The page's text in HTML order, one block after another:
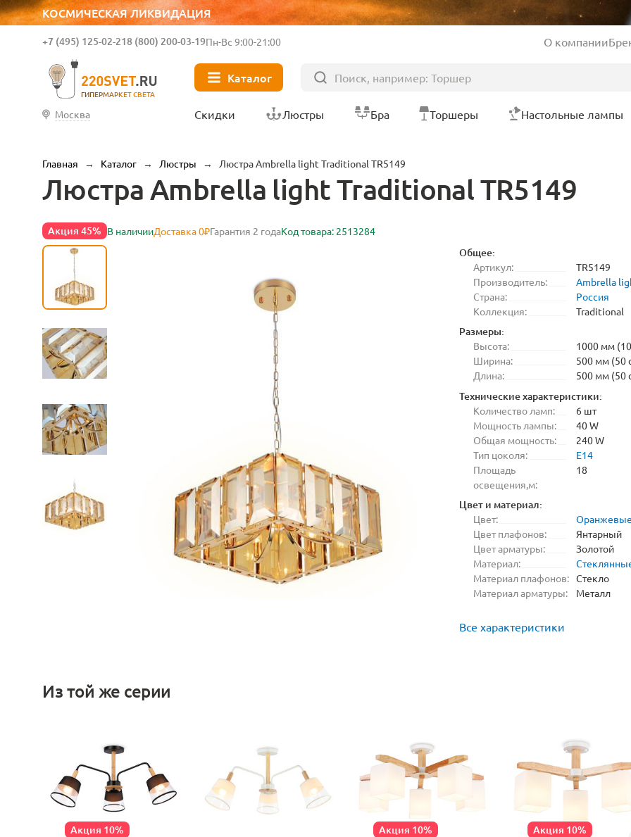
КОСМИЧЕСКАЯ ЛИКВИДАЦИЯ
ГИПЕРМАРКЕТ СВЕТА
+7 (495) 125-02-218 (800) 200-03-19Пн-Вс 9:00-21:00 О компании
Каталог
Москва Скидки Люстры Бра Торшеры Настольные лампы
Главная → Каталог → Люстры → Люстра Ambrella light Traditional TR5149
Люстра Ambrella light Traditional TR5149
Акция 45% В наличииДоставка 0₽Гарантия 2 годаКод товара: 2513284
Общее:
Артикул:
TR5149
Производитель:
Ambrella
Страна:
Россия
Коллекция:
Traditional
Размеры:
Высота:
1000 мм
Ширина:
500 мм (50
Длина:
500 мм (50
Технические характеристики:
Количество ламп:
6 шт
Мощность лампы:
40 W
Общая мощность:
240 W
Тип цоколя:
E14
Площадь
освещения,м:
18
Цвет и материал:
Цвет:
Оранжевые
Цвет плафонов:
Янтарный
Цвет арматуры:
Золотой
Материал:
Материал плафонов: Стекло
Материал арматуры:
Металл
Все характеристики
Из той же серии
Акция 10% Акция 10% Акция 10%